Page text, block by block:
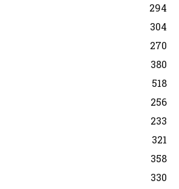
294
304
270
380
518
256
233
321
358
330